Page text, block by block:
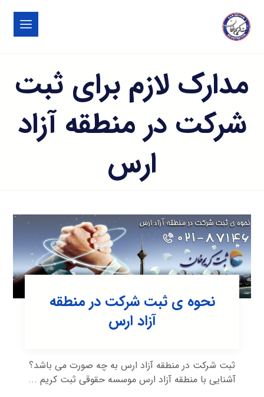
مدارک لازم برای ثبت
شرکت در منطقه آزاد
ارس
نحوه ی ثبت شرکت در منطقه
آزاد ارس
ثبت شرکت در منطقه آزاد ارس به چه صورت می باشد؟
آشنایی با منطقه آزاد ارس موسسه حقوقی ثبت کریم ...